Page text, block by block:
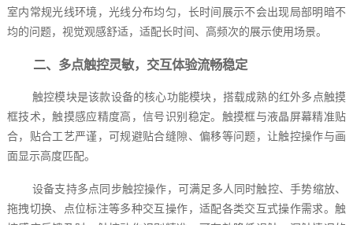
室内常规光线环境，光线分布均匀，长时间展示不会出现局部明暗不
均的问题，视觉观感舒适，适配长时间、高频次的展示使用场景。
二、多点触控灵敏，交互体验流畅稳定
触控模块是该款设备的核心功能模块，搭载成熟的红外多点触摸
框技术，触摸感应精度高，信号识别稳定。触摸框与液晶屏幕精准贴
合，贴合工艺严谨，可规避贴合缝隙、偏移等问题，让触控操作与画
面显示高度匹配。
设备支持多点同步触控操作，可满足多人同时触控、手势缩放、
拖拽切换、点位标注等多种交互操作，适配各类交互式操作需求。触